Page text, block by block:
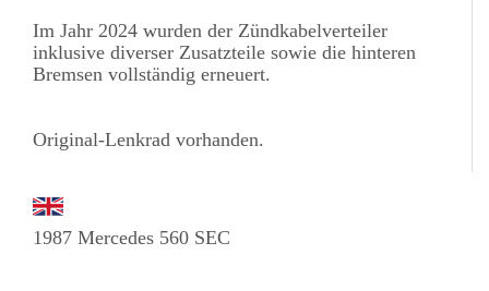
Im Jahr 2024 wurden der Zündkabelverteiler
inklusive diverser Zusatzteile sowie die hinteren
Bremsen vollständig erneuert.
Original-Lenkrad vorhanden.
1987 Mercedes 560 SEC